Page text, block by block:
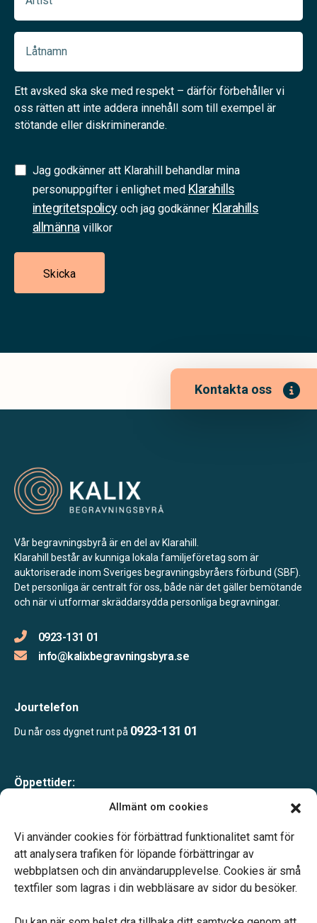
Allmänt om cookies
Vi använder cookies för förbättrad funktionalitet samt för
att analysera trafiken för löpande förbättringar av
webbplatsen och din användarupplevelse. Cookies är små
textfiler som lagras i din webbläsare av sidor du besöker.
(Required)
(Required)
Ett avsked ska ske med respekt – därför förbehåller vi
oss rätten att inte addera innehåll som till exempel är
stötande eller diskriminerande.
Samtycke
(Required)
Jag godkänner att Klarahill behandlar mina
personuppgifter i enlighet med Klarahills
integritetspolicyoch jag godkänner Klarahills
allmännavillkor
Skicka
Kontakta oss
Vår begravningsbyrå är en del av Klarahill.
Klarahill består av kunniga lokala familjeföretag som är
auktoriserade inom Sveriges begravningsbyråers förbund (SBF).
Det personliga är centralt för oss, både när det gäller bemötande
och när vi utformar skräddarsydda personliga begravningar.
0923-131 01
info@kalixbegravningsbyra.se
Jourtelefon
Du når oss dygnet runt på 0923-131 01
Öppettider:
Måndag-fredag 10.00-16.00
Telefonjour dygnet runt.